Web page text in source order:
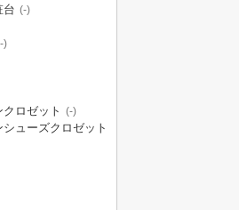
台 (-)
)
ロゼット (-)
ューズクロゼット